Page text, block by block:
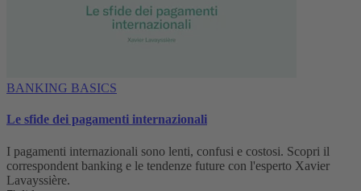
BANKING BASICS
Le sfide dei pagamenti internazionali
I pagamenti internazionali sono lenti, confusi e costosi. Scopri il
correspondent banking e le tendenze future con l'esperto Xavier
Lavayssière.